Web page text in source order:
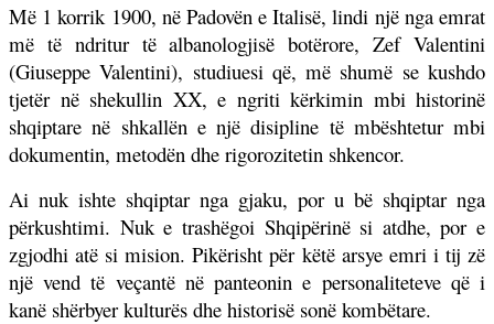
Më 1 korrik 1900, në Padovën e Italisë, lindi një nga emrat
më të ndritur të albanologjisë botërore, Zef Valentini
(Giuseppe Valentini), studiuesi që, më shumë se kushdo
tjetër në shekullin XX, e ngriti kërkimin mbi historinë
shqiptare në shkallën e një disipline të mbështetur mbi
dokumentin, metodën dhe rigorozitetin shkencor.
Ai nuk ishte shqiptar nga gjaku, por u bë shqiptar nga
përkushtimi. Nuk e trashëgoi Shqipërinë si atdhe, por e
zgjodhi atë si mision. Pikërisht për këtë arsye emri i tij zë
një vend të veçantë në panteonin e personaliteteve që i
kanë shërbyer kulturës dhe historisë sonë kombëtare.